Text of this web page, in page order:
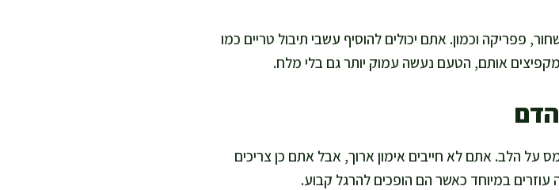
פפריקה וכמון. אתם יכולים להוסיף עשבי תיבול טריים כמו
אותם, הטעם נעשה עמוק יותר גם בלי מלח.
על הלב. אתם לא חייבים אימון ארוך, אבל אתם כן צריכים
עוזרים במיוחד כאשר הם הופכים להרגל קבוע.